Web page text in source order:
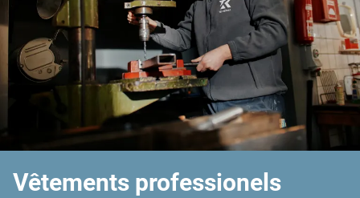
Vêtements professionels